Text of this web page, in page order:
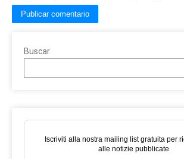
Buscar
Iscriviti alla nostra mailing list gratuita per
alle notizie pubblicate